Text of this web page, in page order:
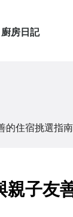
廚房日記
的住宿挑選指南
子友